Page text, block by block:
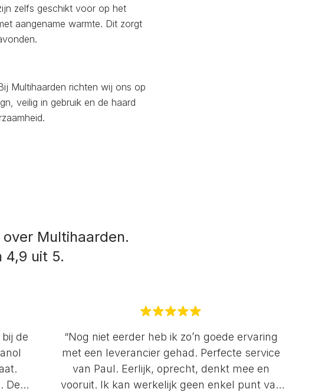
zelfs geschikt voor op het
aangename warmte. Dit zorgt
Multihaarden richten wij ons op
veilig in gebruik en de haard
Multihaarden.
4,9 uit 5.
de
De
“Nog niet eerder heb ik zo’n goede ervaring
met een leverancier gehad. Perfecte service
van Paul. Eerlijk, oprecht, denkt mee en
vooruit. Ik kan werkelijk geen enkel punt van